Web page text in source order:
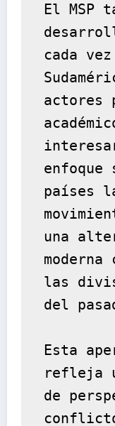
El MSP
cada
actores
enfoque
países
una
las
del
Esta
refleja
de